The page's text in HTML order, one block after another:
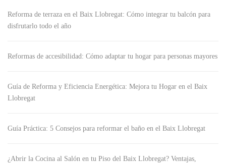
Reforma de terraza en el Baix Llobregat: Cómo integrar tu balcón para
disfrutarlo todo el año
Reformas de accesibilidad: Cómo adaptar tu hogar para personas mayores
Guía de Reforma y Eficiencia Energética: Mejora tu Hogar en el Baix
Llobregat
Guía Práctica: 5 Consejos para reformar el baño en el Baix Llobregat
¿Abrir la Cocina al Salón en tu Piso del Baix Llobregat? Ventajas,